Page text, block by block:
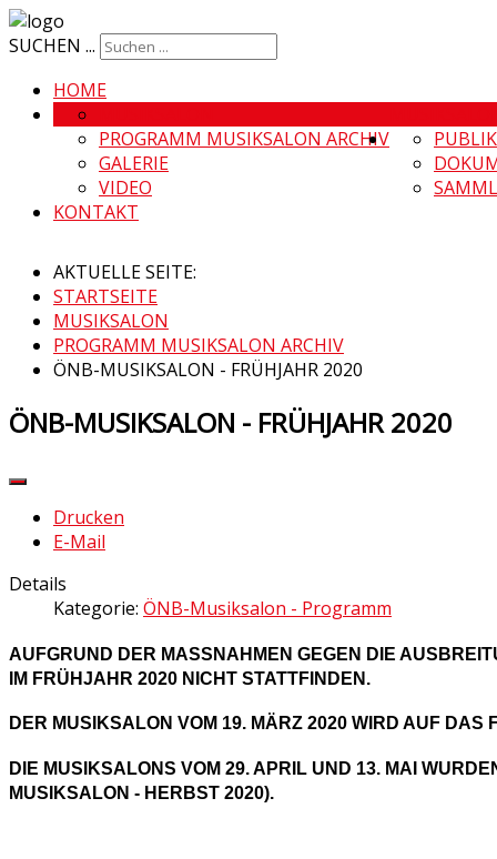
SUCHEN ...
HOME
PROGRAMM MUSIKSALON ARCHIV
GALERIE
VIDEO
KONTAKT
AKTUELLE SEITE:
STARTSEITE
MUSIKSALON
PROGRAMM MUSIKSALON ARCHIV
ÖNB-MUSIKSALON - FRÜHJAHR 2020
ÖNB-MUSIKSALON - FRÜHJAHR 2020
Drucken
E-Mail
Details
Kategorie: ÖNB-Musiksalon - Programm
AUFGRUND DER MASSNAHMEN GEGEN DIE
M FRÜHJAHR 2020 NICHT STATTFINDEN.
DER MUSIKSALON VOM 19. MÄRZ 2020 WIRD AUF
DIE MUSIKSALONS VOM 29. APRIL UND 13. MAI
MUSIKSALON - HERBST 2020).